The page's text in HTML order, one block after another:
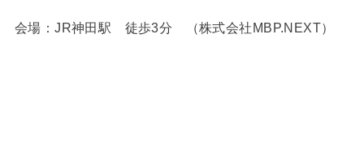
会場：JR神田駅 徒歩3分 （株式会社MBP.NEXT）